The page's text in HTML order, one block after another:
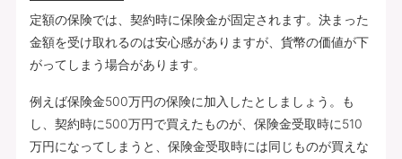
定額の保険では、契約時に保険金が固定されます。決まった
金額を受け取れるのは安心感がありますが、貨幣の価値が下
がってしまう場合があります。
例えば保険金500万円の保険に加入したとしましょう。も
し、契約時に500万円で買えたものが、保険金受取時に510
万円になってしまうと、保険金受取時には同じものが買えな